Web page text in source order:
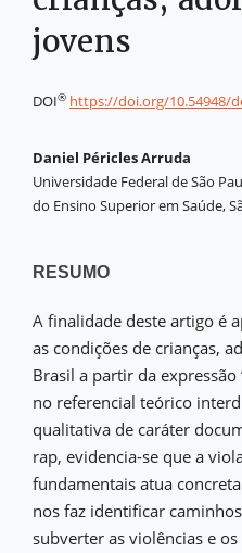
jovens
DOI® https://doi.org/10.54948/
Daniel Péricles Arruda
Universidade Federal de São
do Ensino Superior em Saúde,
RESUMO
A finalidade deste artigo é
as condições de crianças,
Brasil a partir da
no referencial teórico
qualitativa de caráter
rap, evidencia-se que a
fundamentais atua
nos faz identificar
subverter as violências e